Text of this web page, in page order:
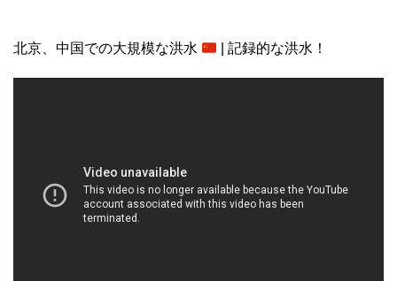
北京、中国での大規模な洪水 | 記録的な洪水！